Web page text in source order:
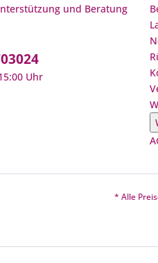
und Beratung
Uhr
* Alle